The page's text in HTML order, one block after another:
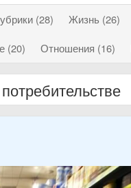
(28) Жизнь (26)
(20) Отношения (16)